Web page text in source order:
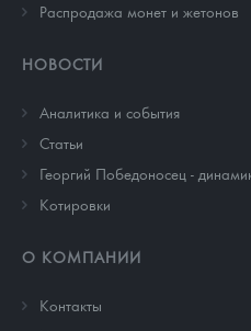
Распродажа монет и жетонов
НОВОСТИ
Аналитика и события
Cтатьи
Георгий Победоносец -
Котировки
О КОМПАНИИ
Контакты